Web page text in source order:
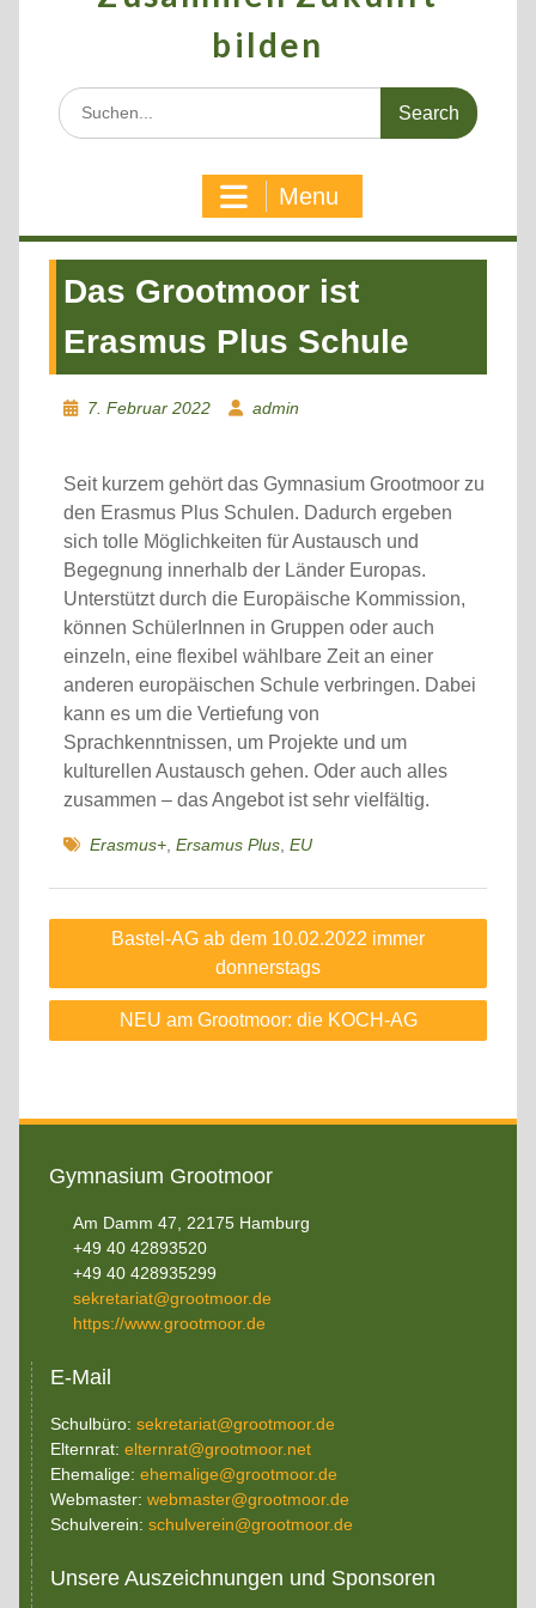
bilden
Search
for:
Menu
Das Grootmoor ist
Erasmus Plus Schule
7. Februar 2022 admin
Seit kurzem gehört das Gymnasium Grootmoor zu
den Erasmus Plus Schulen. Dadurch ergeben
sich tolle Möglichkeiten für Austausch und
Begegnung innerhalb der Länder Europas.
Unterstützt durch die Europäische Kommission,
können SchülerInnen in Gruppen oder auch
einzeln, eine flexibel wählbare Zeit an einer
anderen europäischen Schule verbringen. Dabei
kann es um die Vertiefung von
Sprachkenntnissen, um Projekte und um
kulturellen Austausch gehen. Oder auch alles
zusammen – das Angebot ist sehr vielfältig.
Erasmus+, Ersamus Plus, EU
Beitragsnavigation
Bastel-AG ab dem 10.02.2022 immer
donnerstags
NEU am Grootmoor: die KOCH-AG
Gymnasium Grootmoor
Am Damm 47, 22175 Hamburg
+49 40 42893520
+49 40 428935299
sekretariat@grootmoor.de
https://www.grootmoor.de
E-Mail
Schulbüro: sekretariat@grootmoor.de
Elternrat: elternrat@grootmoor.net
Ehemalige: ehemalige@grootmoor.de
Webmaster: webmaster@grootmoor.de
Schulverein: schulverein@grootmoor.de
Unsere Auszeichnungen und Sponsoren